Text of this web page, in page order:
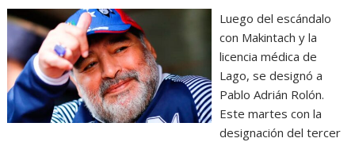
Luego del escándalo
con Makintach y la
licencia médica de
Lago, se designó a
Pablo Adrián Rolón.
Este martes con la
designación del tercer